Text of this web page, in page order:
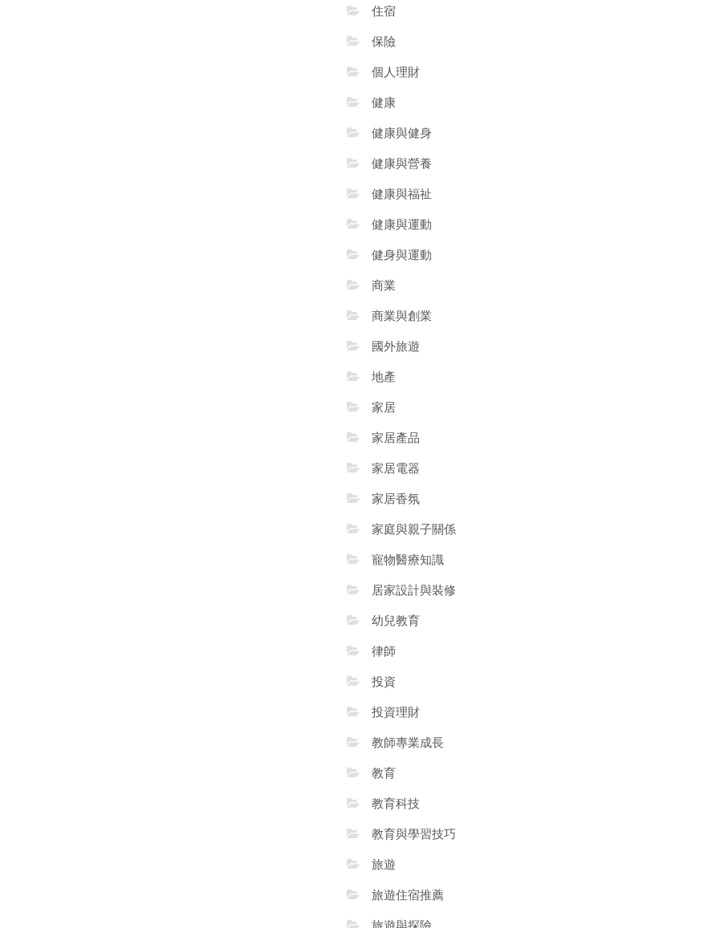
住宿
保險
個人理財
健康
健康與健身
健康與營養
健康與福祉
健康與運動
健身與運動
商業
商業與創業
國外旅遊
地產
家居
家居產品
家居電器
家居香氛
家庭與親子關係
寵物醫療知識
居家設計與裝修
幼兒教育
律師
投資
投資理財
教師專業成長
教育
教育科技
教育與學習技巧
旅遊
旅遊住宿推薦